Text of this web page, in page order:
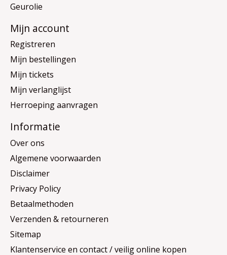
Geurolie
Mijn account
Registreren
Mijn bestellingen
Mijn tickets
Mijn verlanglijst
Herroeping aanvragen
Informatie
Over ons
Algemene voorwaarden
Disclaimer
Privacy Policy
Betaalmethoden
Verzenden & retourneren
Sitemap
Klantenservice en contact / veilig online kopen